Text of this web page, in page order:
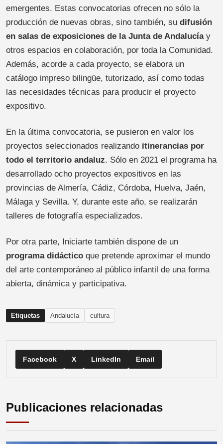
emergentes. Estas convocatorias ofrecen no sólo la
producción de nuevas obras, sino también, su difusión
en salas de exposiciones de la Junta de Andalucíay
otros espacios en colaboración, por toda la Comunidad.
Además, acorde a cada proyecto, se elabora un
catálogo impreso bilingüe, tutorizado, así como todas
las necesidades técnicas para producir el proyecto
expositivo.
En la última convocatoria, se pusieron en valor los
proyectos seleccionados realizando itinerancias por
todo el territorio andaluz. Sólo en 2021 el programa ha
desarrollado ocho proyectos expositivos en las
provincias de Almería, Cádiz, Córdoba, Huelva, Jaén,
Málaga y Sevilla. Y, durante este año, se realizarán
talleres de fotografía especializados.
Por otra parte, Iniciarte también dispone de un
programa didáctico que pretende aproximar el mundo
del arte contemporáneo al público infantil de una forma
abierta, dinámica y participativa.
Etiquetas Andalucía cultura
Facebook X LinkedIn Email
Publicaciones relacionadas